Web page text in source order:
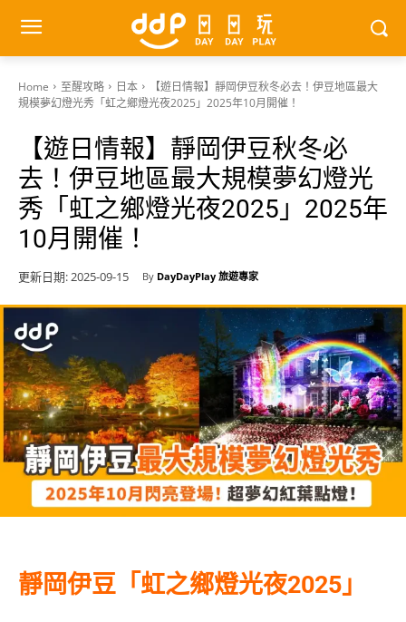
Home 至醒攻略 日本
【遊日情報】靜岡伊豆秋冬必去！伊豆地區最大
規模夢幻燈光秀「虹之鄉燈光夜2025」2025年10月開催！
【遊日情報】靜岡伊豆秋冬必
去！伊豆地區最大規模夢幻燈光
秀「虹之鄉燈光夜2025」2025年
10月開催！
更新日期:2025-09-15 By DayDayPlay 旅遊專家
靜岡伊豆「虹之鄉燈光夜2025」